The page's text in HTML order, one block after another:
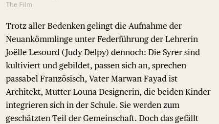
The Film
Trotz aller Bedenken gelingt die Aufnahme der
Neuankömmlinge unter Federführung der Lehrerin
Joëlle Lesourd (Judy Delpy) dennoch: Die Syrer sind
kultiviert und gebildet, passen sich an, sprechen
passabel Französisch, Vater Marwan Fayad ist
Architekt, Mutter Louna Designerin, die beiden Kinder
integrieren sich in der Schule. Sie werden zum
geschätzten Teil der Gemeinschaft. Doch das gefällt